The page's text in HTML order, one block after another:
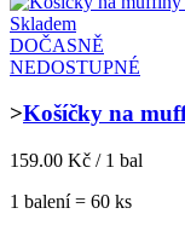
Skladem
DOČASNĚ
NEDOSTUPNÉ
>Košíčky na
159.00 Kč / 1 bal
1 balení = 60 ks